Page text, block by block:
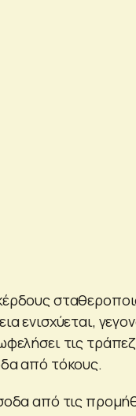
ενισχύεται,
τις
από τόκους.
από τις